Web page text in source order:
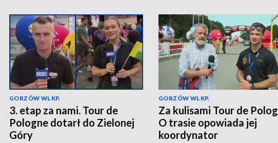
GORZÓW WLKP.
3. etap za nami. Tour de
Pologne dotarł do Zielonej
Góry
GORZÓW WLKP.
Za kulisami Tour de
O trasie opowiada jej
koordynator